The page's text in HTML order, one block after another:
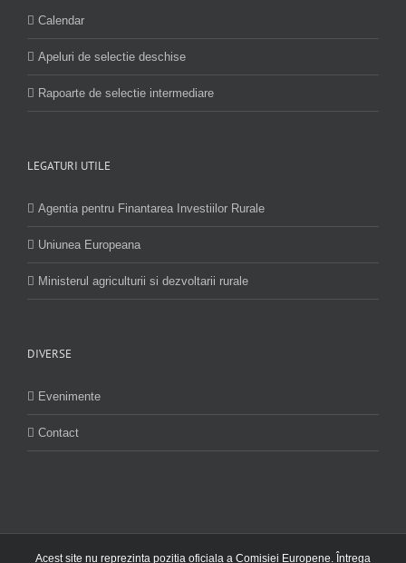
Calendar
Apeluri de selectie deschise
Rapoarte de selectie intermediare
LEGATURI UTILE
Agentia pentru Finantarea Investiilor Rurale
Uniunea Europeana
Ministerul agriculturii si dezvoltarii rurale
DIVERSE
Evenimente
Contact
Acest site nu reprezinta pozitia oficiala a Comisiei Europene. Întrega